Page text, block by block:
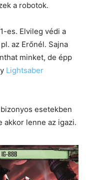
a robotok.
es. Elvileg védi a
az Erőnél. Sajna
minket, de épp
Lightsaber
esetekben
akkor lenne az igazi.